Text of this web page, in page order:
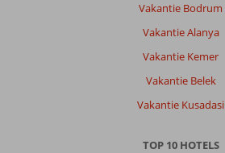
Vakantie Bodrum
Vakantie Alanya
Vakantie Kemer
Vakantie Belek
Vakantie Kusadasi
TOP 10 HOTELS